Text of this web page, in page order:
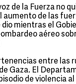
de la Fuerza no
aumento de las
mientras el
aéreo
entre las
Gaza. El
de violencia